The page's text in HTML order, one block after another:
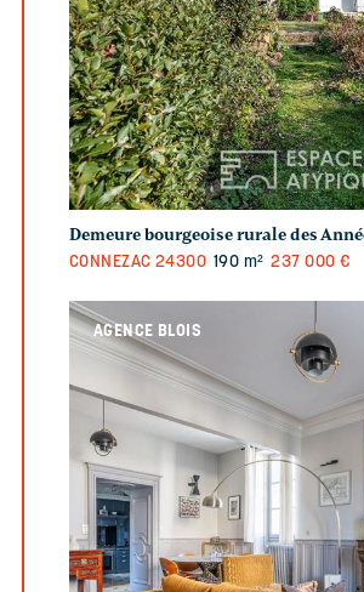
Demeure bourgeoise rurale des
CONNEZAC 24300 190 m² 237 000 €
AGENCE BLOIS